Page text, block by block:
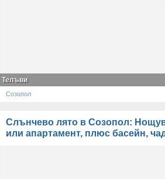
Телъви
Созопол
Слънчево лято в Созопол:
или апартамент, плюс басейн,